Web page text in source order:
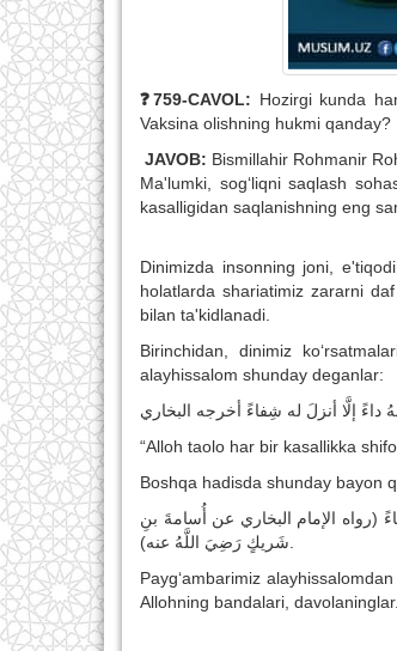
❓759-CAVOL: Hozirgi kunda
Vaksina olishning hukmi qanday?
JAVOB: Bismillahir Rohmanir
Ma'lumki, sog‘liqni saqlash
kasalligidan saqlanishning eng
Dinimizda insonning joni,
holatlarda shariatimiz zararni
bilan ta'kidlanadi.
Birinchidan, dinimiz
alayhissalom shunday deganlar:
داءً إلَّا أنزلَ له شِفاءً أخرجه البخاري
“Alloh taolo har bir kasallikka
Boshqa hadisda shunday bayon
(رواه الإمام البخاري عن أُسامةَ بنِ
Payg‘ambarimiz
Allohning bandalari,